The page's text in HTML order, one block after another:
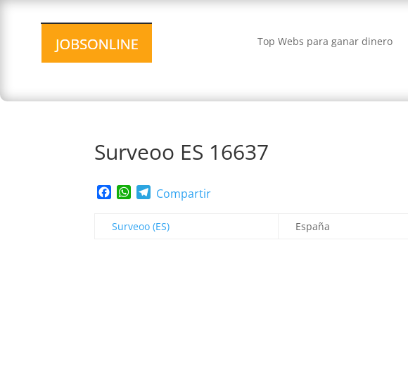
Top Webs para ganar dinero
Surveoo ES 16637
Facebook
WhatsApp
Telegram
Compartir
Surveoo (ES) España